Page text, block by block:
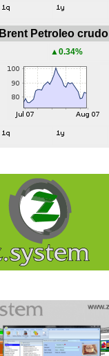
Brent Petroleo crudo
▲0.34%